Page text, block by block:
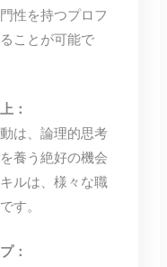
性を持つプロフ
ことが可能で
：
は、論理的思考
養う絶好の機会
ルは、様々な職
す。
：